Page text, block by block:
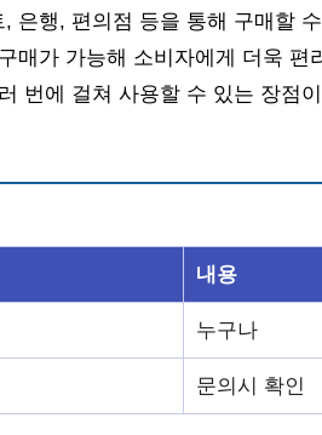
은행, 편의점 등을 통해 구매할
매가 가능해 소비자에게 더욱 편
번에 걸쳐 사용할 수 있는 장점
내용
누구나
문의시 확인